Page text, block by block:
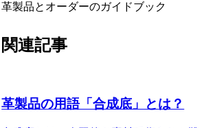
革製品とオーダーのガイドブック
関連記事
革製品の用語「合成底」とは？